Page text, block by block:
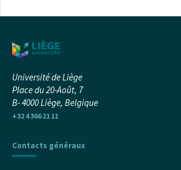
Université de Liège
Place du 20-Août, 7
B- 4000 Liège, Belgique
+32 4 366 21 11
Contacts généraux